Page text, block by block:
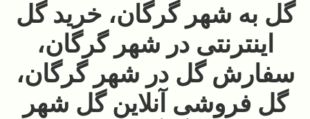
گل به شهر گرگان، خرید گل
اینترنتی در شهر گرگان،
سفارش گل در شهر گرگان،
گل فروشی آنلاین گل شهر